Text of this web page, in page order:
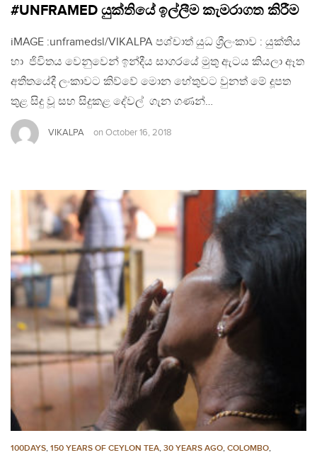
#UNFRAMED යුක්තියේ ඉල්ලීම කැමරාගත කිරීම
iMAGE :unframedsl/VIKALPA පශ්චාත් යුධ ශ්‍රීලංකාව : යුක්තිය
හා ජිවිතය වෙනුවෙන් ඉන්දීය සාගරයේ මුතු ඇටය කියලා ඈත
අතීතයේදී ලංකාවට කිව්වේ මොන හේතුවට වුනත් මේ දූපත
තුළ සිදු වූ සහ සිදුකළ දේවල් ගැන ගණන්…
VIKALPA on October 16, 2018
100DAYS, 150 YEARS OF CEYLON TEA, 30 YEARS AGO, COLOMBO,